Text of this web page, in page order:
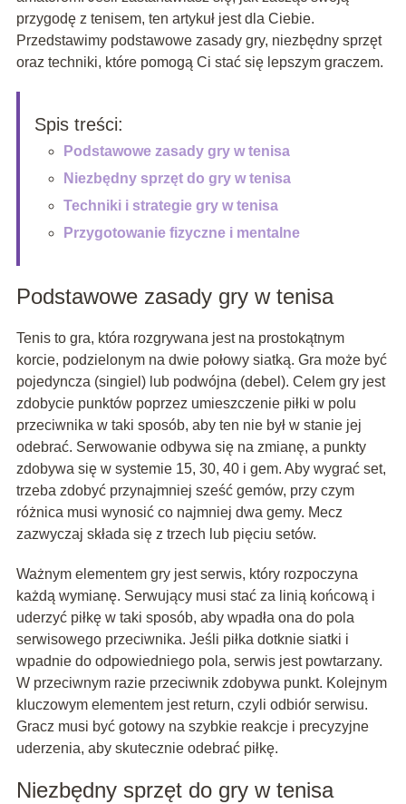
przygodę z tenisem, ten artykuł jest dla Ciebie.
Przedstawimy podstawowe zasady gry, niezbędny sprzęt
oraz techniki, które pomogą Ci stać się lepszym graczem.
Spis treści:
Podstawowe zasady gry w tenisa
Niezbędny sprzęt do gry w tenisa
Techniki i strategie gry w tenisa
Przygotowanie fizyczne i mentalne
Podstawowe zasady gry w tenisa
Tenis to gra, która rozgrywana jest na prostokątnym
korcie, podzielonym na dwie połowy siatką. Gra może być
pojedyncza (singiel) lub podwójna (debel). Celem gry jest
zdobycie punktów poprzez umieszczenie piłki w polu
przeciwnika w taki sposób, aby ten nie był w stanie jej
odebrać. Serwowanie odbywa się na zmianę, a punkty
zdobywa się w systemie 15, 30, 40 i gem. Aby wygrać set,
trzeba zdobyć przynajmniej sześć gemów, przy czym
różnica musi wynosić co najmniej dwa gemy. Mecz
zazwyczaj składa się z trzech lub pięciu setów.
Ważnym elementem gry jest serwis, który rozpoczyna
każdą wymianę. Serwujący musi stać za linią końcową i
uderzyć piłkę w taki sposób, aby wpadła ona do pola
serwisowego przeciwnika. Jeśli piłka dotknie siatki i
wpadnie do odpowiedniego pola, serwis jest powtarzany.
W przeciwnym razie przeciwnik zdobywa punkt. Kolejnym
kluczowym elementem jest return, czyli odbiór serwisu.
Gracz musi być gotowy na szybkie reakcje i precyzyjne
uderzenia, aby skutecznie odebrać piłkę.
Niezbędny sprzęt do gry w tenisa